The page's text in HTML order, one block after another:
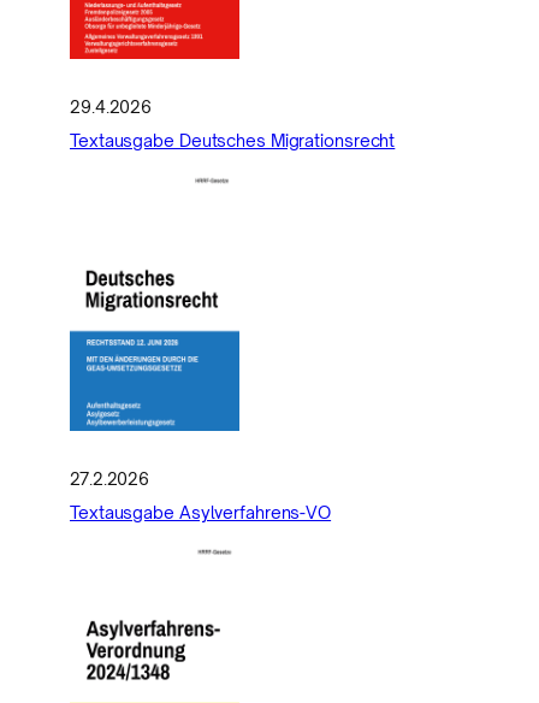
29.4.2026
Textausgabe Deutsches Migrationsrecht
27.2.2026
Textausgabe Asylverfahrens-VO